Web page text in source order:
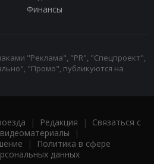
Финансы
"Реклама", "PR", "Спецпроект",
"Промо", публикуются на
| Редакция | Связаться с
|
|
Политика в сфере
данных